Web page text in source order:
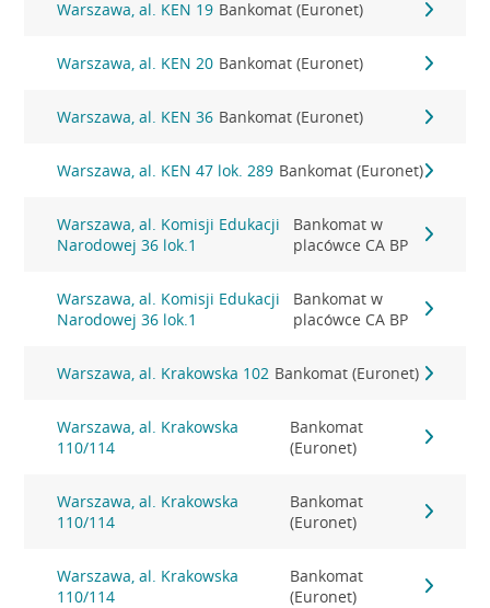
Warszawa, al. KEN 19 Bankomat (Euronet)
Warszawa, al. KEN 20 Bankomat (Euronet)
Warszawa, al. KEN 36 Bankomat (Euronet)
Warszawa, al. KEN 47 lok. 289 Bankomat (Euronet)
Warszawa, al. Komisji Edukacji
Narodowej 36 lok.1
Bankomat w
placówce CA BP
Warszawa, al. Komisji Edukacji
Narodowej 36 lok.1
Bankomat w
placówce CA BP
Warszawa, al. Krakowska 102 Bankomat (Euronet)
Warszawa, al. Krakowska
110/114
Bankomat
(Euronet)
Warszawa, al. Krakowska
110/114
Bankomat
(Euronet)
Warszawa, al. Krakowska
110/114
Bankomat
(Euronet)